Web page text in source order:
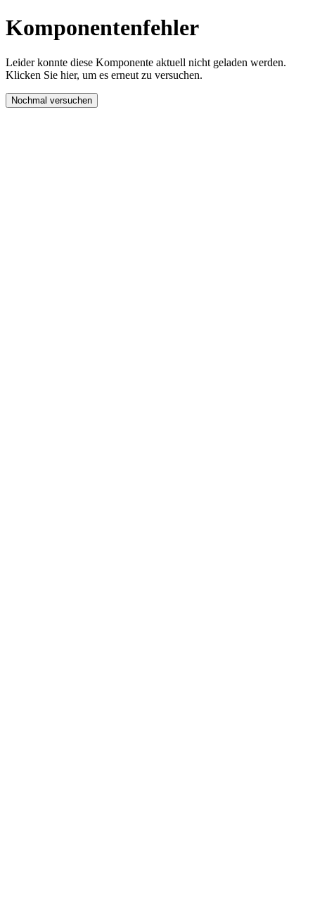
Komponentenfehler
Leider konnte diese Komponente aktuell nicht geladen werden.
Klicken Sie hier, um es erneut zu versuchen.
Nochmal versuchen